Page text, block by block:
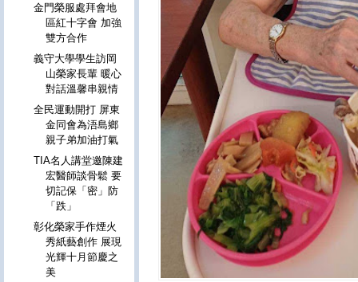
金門榮服處拜會地
區紅十字會 加強
雙方合作
義守大學學生訪岡
山榮家長輩 暖心
對話溫馨串親情
全民運動開打 屏東
金同會為浯島鄉
親子弟加油打氣
TIA名人講堂邀陳建
宏醫師談骨鬆 要
切記保「密」防
「跌」
彰化榮家手作煙火
秀紙藝創作 展現
光輝十月節慶之
美